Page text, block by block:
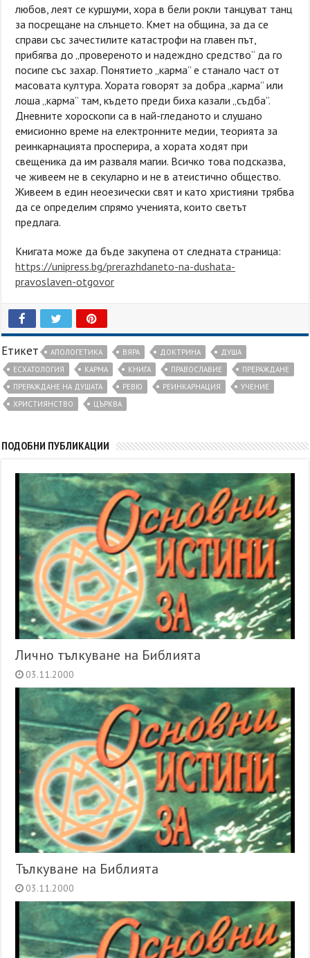
любов, леят се куршуми, хора в бели рокли танцуват танц
за посрещане на слънцето. Кмет на община, за да се
справи със зачестилите катастрофи на главен път,
прибягва до „провереното и надеждно средство“ да го
посипе със захар. Понятието „карма” е станало част от
масовата култура. Хората говорят за добра „карма” или
лоша „карма” там, където преди биха казали „съдба”.
Дневните хороскопи са в най-гледаното и слушано
емисионно време на електронните медии, теорията за
реинкарнацията просперира, а хората ходят при
свещеника да им разваля магии. Всичко това подсказва,
че живеем не в секуларно и не в атеистично общество.
Живеем в един неоезически свят и като християни трябва
да се определим спрямо ученията, които светът
предлага.
Книгата може да бъде закупена от следната страница:
https://unipress.bg/prerazhdaneto-na-dushata-
pravoslaven-otgovor
Етикет АПОЛОГЕТИКА ВЯРА ДОКТРИНА
ДУША
ЕСХАТОЛОГИЯ
КАРМА КНИГА ПРАВОСЛАВИЕ
ПРЕРАЖДАНЕ
ПРЕРАЖДАНЕ НА ДУШАТА
РЕВЮ РЕИНКАРНАЦИЯ
УЧЕНИЕ
ХРИСТИЯНСТВО
ЦЪРКВА
ПОДОБНИ ПУБЛИКАЦИИ
Лично тълкуване на Библията
03.11.2000
Тълкуване на Библията
03.11.2000